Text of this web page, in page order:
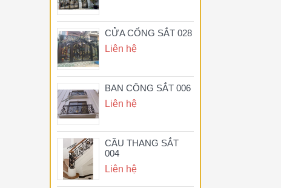
CỬA CỔNG SẮT 028
Liên hệ
BAN CÔNG SẮT 006
Liên hệ
CẦU THANG SẮT
004
Liên hệ